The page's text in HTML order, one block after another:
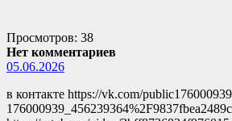
Просмотров: 38
Нет комментариев
05.06.2026
в контакте https://vk.com/